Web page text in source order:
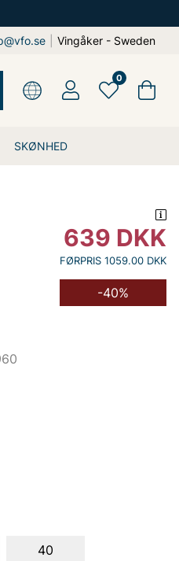
Vingåker - Sweden
SKØNHED
0
639 DKK
FØRPRIS 1059.00 DKK
-40%
40